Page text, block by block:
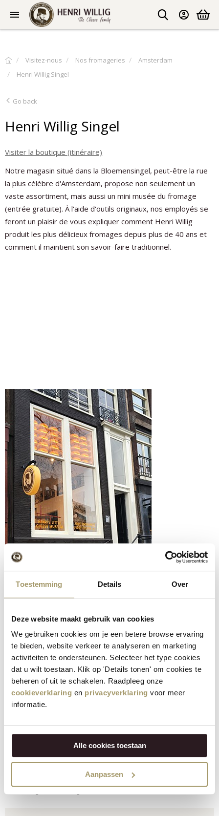
Toestemming Details Over
Deze website maakt gebruik van cookies
We gebruiken cookies om je een betere browse ervaring
te bieden, website verkeer te analyseren en marketing
activiteiten te ondersteunen. Selecteer het type cookies
dat u wilt toestaan. Klik op 'Details tonen' om cookies te
beheren of uit te schakelen. Raadpleeg onze
cookieverklaring en privacyverklaring voor meer
informatie.
Alle cookies toestaan
Aanpassen
Visitez-nous Nos fromageries
Amsterdam
Henri Willig Singel
Go back
Henri Willig Singel
Visiter la boutique (itinéraire)
Notre magasin situé dans la Bloemensingel, peut-être la rue
la plus célèbre d'Amsterdam, propose non seulement un
vaste assortiment, mais aussi un mini musée du fromage
(entrée gratuite). À l'aide d'outils originaux, nos employés se
feront un plaisir de vous expliquer comment Henri Willig
produit les plus délicieux fromages depuis plus de 40 ans et
comment il maintient son savoir-faire traditionnel.
Horaires d'ouvertures
Tous les jours de 9h30 à 18h30.
1017 AW Amsterdam
Détails du contact